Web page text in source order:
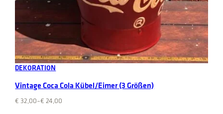
Select options
DEKORATION
Vintage Coca Cola Kübel/Eimer (3 Größen)
€ 24,00
–
€ 32,00